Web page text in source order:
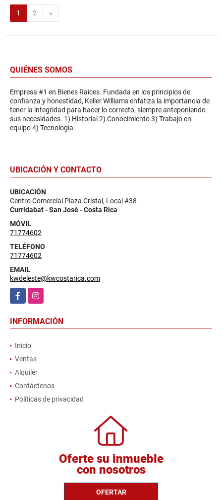
1 2 »
QUIÉNES SOMOS
Empresa #1 en Bienes Raíces. Fundada en los principios de
confianza y honestidad, Keller Williams enfatiza la importancia de
tener la integridad para hacer lo correcto, siempre anteponiendo
sus necesidades. 1) Historial 2) Conocimiento 3) Trabajo en
equipo 4) Tecnología.
UBICACIÓN Y CONTACTO
UBICACIÓN
Centro Comercial Plaza Cristal, Local #38
Curridabat - San José - Costa Rica
MÓVIL
71774602
TELÉFONO
71774602
EMAIL
kwdeleste@kwcostarica.com
FacebookInstagram
INFORMACIÓN
Inicio
Ventas
Alquiler
Contáctenos
Políticas de privacidad
Oferte su inmueble
con nosotros
OFERTAR